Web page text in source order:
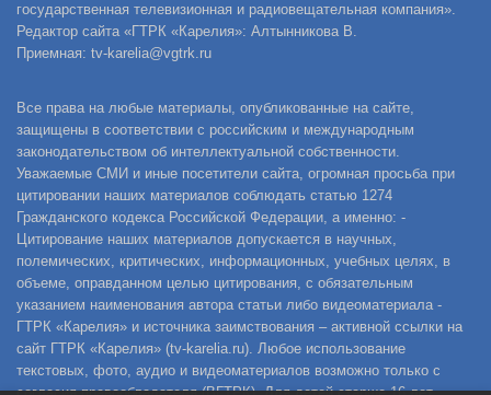
государственная телевизионная и радиовещательная компания».
Редактор сайта «ГТРК «Карелия»: Алтынникова В.
Приемная: tv-karelia@vgtrk.ru
Все права на любые материалы, опубликованные на сайте,
защищены в соответствии с российским и международным
законодательством об интеллектуальной собственности.
Уважаемые СМИ и иные посетители сайта, огромная просьба при
цитировании наших материалов соблюдать статью 1274
Гражданского кодекса Российской Федерации, а именно: -
Цитирование наших материалов допускается в научных,
полемических, критических, информационных, учебных целях, в
объеме, оправданном целью цитирования, с обязательным
указанием наименования автора статьи либо видеоматериала -
ГТРК «Карелия» и источника заимствования – активной ссылки на
сайт ГТРК «Карелия» (tv-karelia.ru). Любое использование
текстовых, фото, аудио и видеоматериалов возможно только с